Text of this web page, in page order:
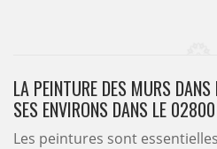
LA PEINTURE DES MURS
SES ENVIRONS DANS LE 02800
Les peintures sont